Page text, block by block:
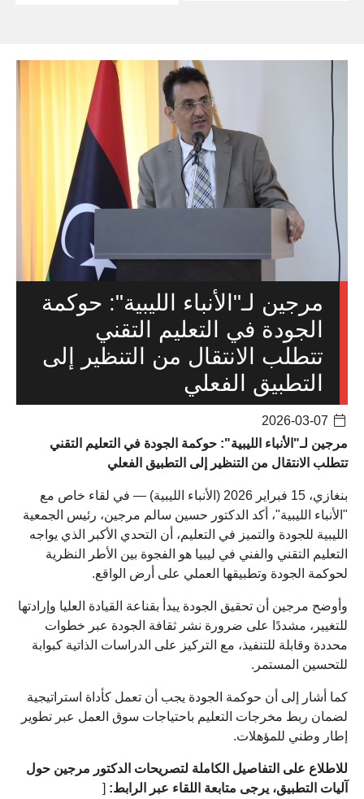
مرجين لـ"الأنباء الليبية": حوكمة
الجودة في التعليم التقني
تتطلب الانتقال من التنظير إلى
التطبيق الفعلي
مرجين لـ"الأنباء الليبية": حوكمة الجودة في التعليم التقني
تتطلب الانتقال من التنظير إلى التطبيق الفعلي
بنغازي، 15 فبراير 2026 (الأنباء الليبية) — في لقاء خاص مع
"الأنباء الليبية"، أكد الدكتور حسين سالم مرجين، رئيس الجمعية
الليبية للجودة والتميز في التعليم، أن التحدي الأكبر الذي يواجه
التعليم التقني والفني في ليبيا هو الفجوة بين الأطر النظرية
لحوكمة الجودة وتطبيقها العملي على أرض الواقع.
وأوضح مرجين أن تحقيق الجودة يبدأ بقناعة القيادة العليا وإرادتها
للتغيير، مشددًا على ضرورة نشر ثقافة الجودة عبر خطوات
محددة وقابلة للتنفيذ، مع التركيز على الدراسات الذاتية كبوابة
للتحسين المستمر.
كما أشار إلى أن حوكمة الجودة يجب أن تعمل كأداة استراتيجية
لضمان ربط مخرجات التعليم باحتياجات سوق العمل عبر تطوير
إطار وطني للمؤهلات.
للاطلاع على التفاصيل الكاملة لتصريحات الدكتور مرجين حول
آليات التطبيق، يرجى متابعة اللقاء عبر الرابط: [